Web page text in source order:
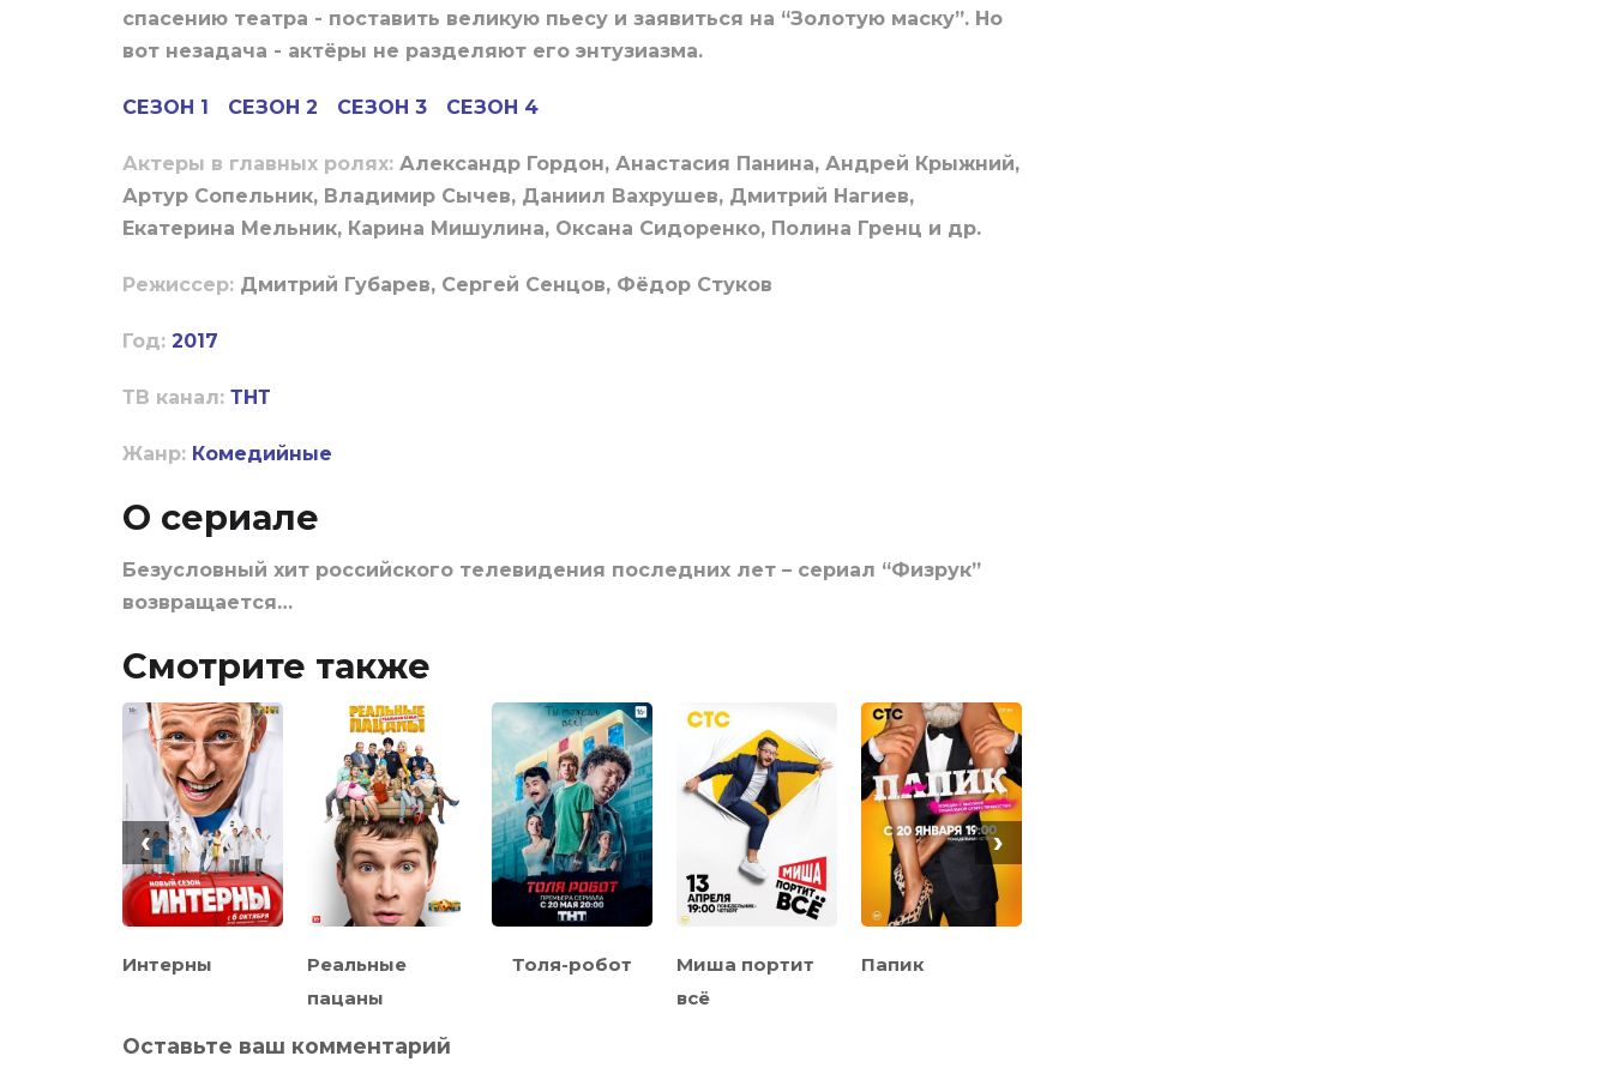
спасению театра - поставить великую пьесу и заявиться на “Золотую маску”. Но
вот незадача - актёры не разделяют его энтузиазма.
СЕЗОН 1 СЕЗОН 2 СЕЗОН 3 СЕЗОН 4
Актеры в главных ролях: Александр Гордон, Анастасия Панина, Андрей Крыжний,
Артур Сопельник, Владимир Сычев, Даниил Вахрушев, Дмитрий Нагиев,
Екатерина Мельник, Карина Мишулина, Оксана Сидоренко, Полина Гренц и др.
Режиссер: Дмитрий Губарев, Сергей Сенцов, Фёдор Стуков
Год: 2017
ТВ канал: ТНТ
Жанр: Комедийные
О сериале
Безусловный хит российского телевидения последних лет – сериал “Физрук”
возвращается…
Смотрите также
Интерны
Реальные
пацаны
Толя-робот
Миша портит
всё
Папик
‹ ›
Оставьте ваш комментарий